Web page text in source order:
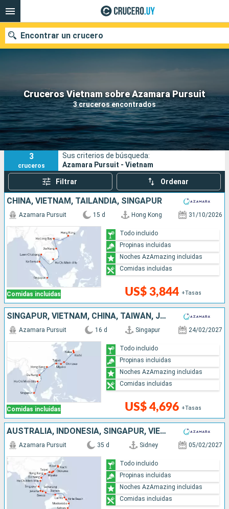
Cruceros Vietnam sobre Azamara Pursuit
3 cruceros encontrados
Encontrar un crucero
Nuestros destinos
Fecha de salida
Puertos Compañías
Buscar
3
cruceros
Sus criterios de búsqueda:
Azamara Pursuit - Vietnam
Filtrar Ordenar
CHINA, VIETNAM, TAILANDIA, SINGAPUR
Comidas incluidas
Azamara Pursuit 15 d Hong Kong 31/10/2026
US$ 3,844 +Tasas
Todo incluido
Propinas incluidas
Noches AzAmazing incluidas
Comidas incluidas
SINGAPUR, VIETNAM, CHINA, TAIWÁN, JAPÓN
Comidas incluidas
Azamara Pursuit 16 d Singapur 24/02/2027
US$ 4,696 +Tasas
Todo incluido
Propinas incluidas
Noches AzAmazing incluidas
Comidas incluidas
AUSTRALIA, INDONESIA, SINGAPUR, VIETNAM, CHINA, TAIWÁN, JAPÓN
Azamara Pursuit 35 d Sidney 05/02/2027
Todo incluido
Propinas incluidas
Noches AzAmazing incluidas
Comidas incluidas